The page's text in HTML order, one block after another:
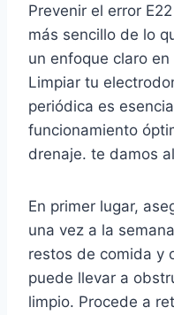
Prevenir el error
más sencillo de lo
un enfoque claro en
Limpiar tu
periódica es
funcionamiento
drenaje. te damos
En primer lugar,
una vez a la
restos de comida y
puede llevar a
limpio. Procede a